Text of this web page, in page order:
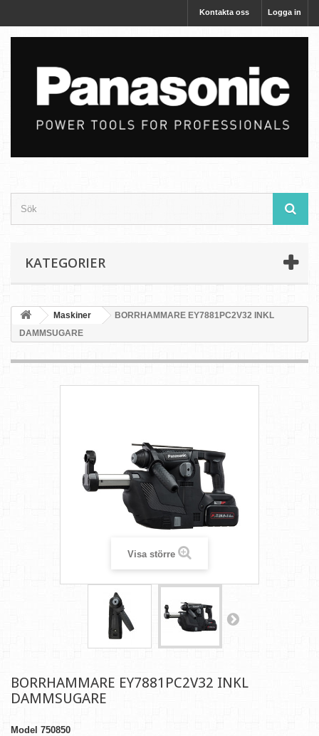
Logga in
Kontakta oss
KATEGORIER
Maskiner
BORRHAMMARE EY7881PC2V32 INKL
DAMMSUGARE
Visa större
BORRHAMMARE EY7881PC2V32 INKL
DAMMSUGARE
Model 750850